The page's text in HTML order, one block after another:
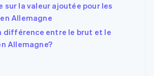
sur la valeur ajoutée pour les
Allemagne
différence entre le brut et le
Allemagne?